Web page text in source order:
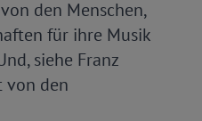
den Menschen,
für ihre Musik
siehe Franz
von den